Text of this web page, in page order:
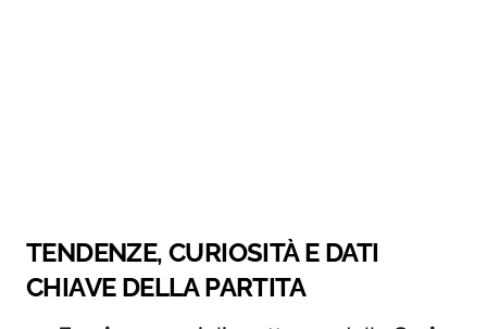
TENDENZE, CURIOSITÀ E DATI
CHIAVE DELLA PARTITA